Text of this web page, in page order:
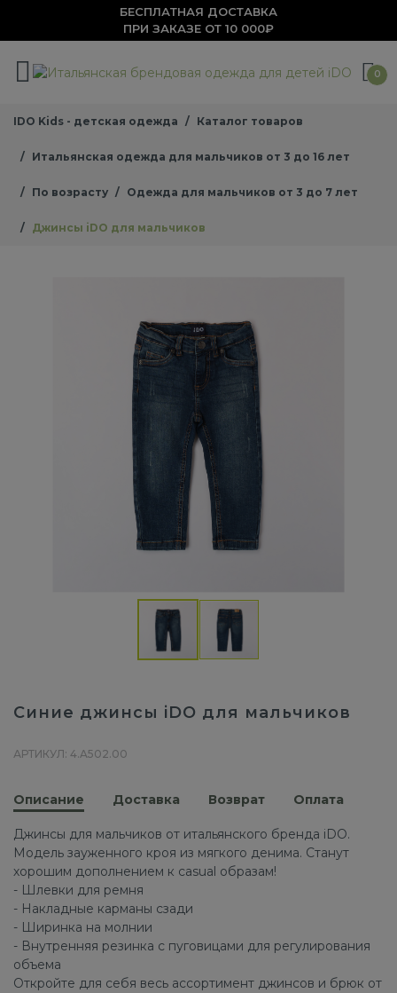
БЕСПЛАТНАЯ ДОСТАВКА
ПРИ ЗАКАЗЕ ОТ 10 000₽
0
IDO Kids - детская одежда Каталог товаров
Итальянская одежда для мальчиков от 3 до 16 лет
По возрасту Одежда для мальчиков от 3 до 7 лет
Джинсы iDO для мальчиков
Синие джинсы iDO для мальчиков
АРТИКУЛ: 4.A502.00
Описание Доставка Возврат Оплата
Джинсы для мальчиков от итальянского бренда iDO.
Модель зауженного кроя из мягкого денима. Станут
хорошим дополнением к casual образам!
- Шлевки для ремня
- Накладные карманы сзади
- Ширинка на молнии
- Внутренняя резинка с пуговицами для регулирования
объема
Откройте для себя весь ассортимент джинсов и брюк от